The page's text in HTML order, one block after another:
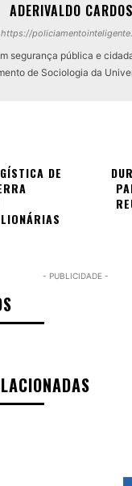
ADERIVALDO
https://
segurança pública e
de Sociologia da
DE
- PUBLICIDADE -